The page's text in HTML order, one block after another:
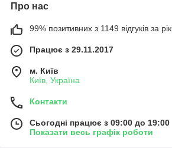
Про нас
99% позитивних з 1149 відгуків за рік
Працює з 29.11.2017
м. Київ
Київ, Україна
Контакти
Сьогодні працює з 09:00 до 19:00
Показати весь графік роботи